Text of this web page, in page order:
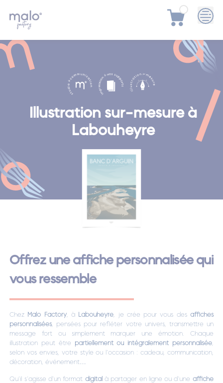
content
Illustration sur-mesure à
Labouheyre
Offrez une affiche personnalisée qui
vous ressemble
Chez Malo Factory, à Labouheyre , je crée pour vous des affiches
personnalisées , pensées pour refléter votre univers, transmettre un
message fort ou simplement marquer une émotion. Chaque
illustration peut être partiellement ou intégralement personnalisée,
selon vos envies, votre style ou l’occasion : cadeau, communication,
décoration, événement…
Qu’il s’agisse d’un format digital à partager en ligne ou d’une affiche